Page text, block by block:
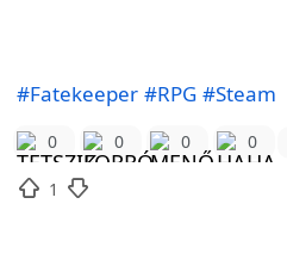
#Fatekeeper #RPG #Steam
0 0 0 0
1